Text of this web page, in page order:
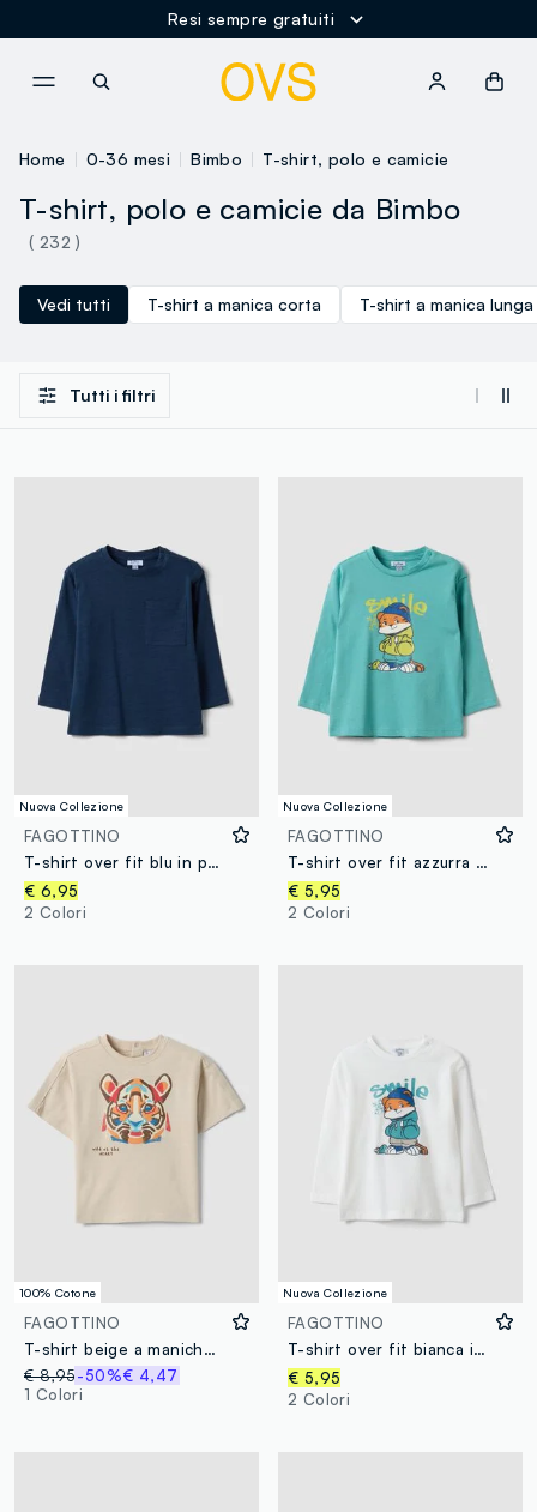
Resi sempre gratuiti
Home 0-36 mesi Bimbo T-shirt, polo e camicie
T-shirt, polo e camicie da Bimbo
( 232 )
Vedi tutti T-shirt a manica corta T-shirt a manica lunga
Tutti i filtri
Nuova Collezione
FAGOTTINO
T-shirt over fit blu in puro cotone organico con taschino per bimbo
€ 6,95
2 Colori
Nuova Collezione
FAGOTTINO
T-shirt over fit azzurra in puro cotone organico con stampa tigre per bimbo
€ 5,95
2 Colori
100% Cotone
FAGOTTINO
T-shirt beige a maniche corte in puro cotone per bimbo over fit
€ 8,95-50%€ 4,47
1 Colori
Nuova Collezione
FAGOTTINO
T-shirt over fit bianca in puro cotone organico con stampa tigre per bimbo
€ 5,95
2 Colori